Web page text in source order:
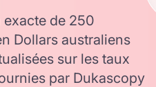
de 250
Dollars australiens
sur les taux
par Dukascopy